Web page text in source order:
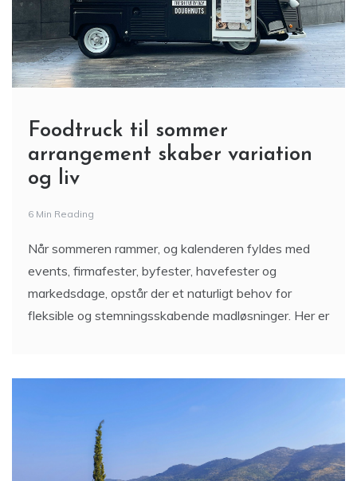
Foodtruck til sommer
arrangement skaber variation
og liv
6 Min Reading
Når sommeren rammer, og kalenderen fyldes med
events, firmafester, byfester, havefester og
markedsdage, opstår der et naturligt behov for
fleksible og stemningsskabende madløsninger. Her er